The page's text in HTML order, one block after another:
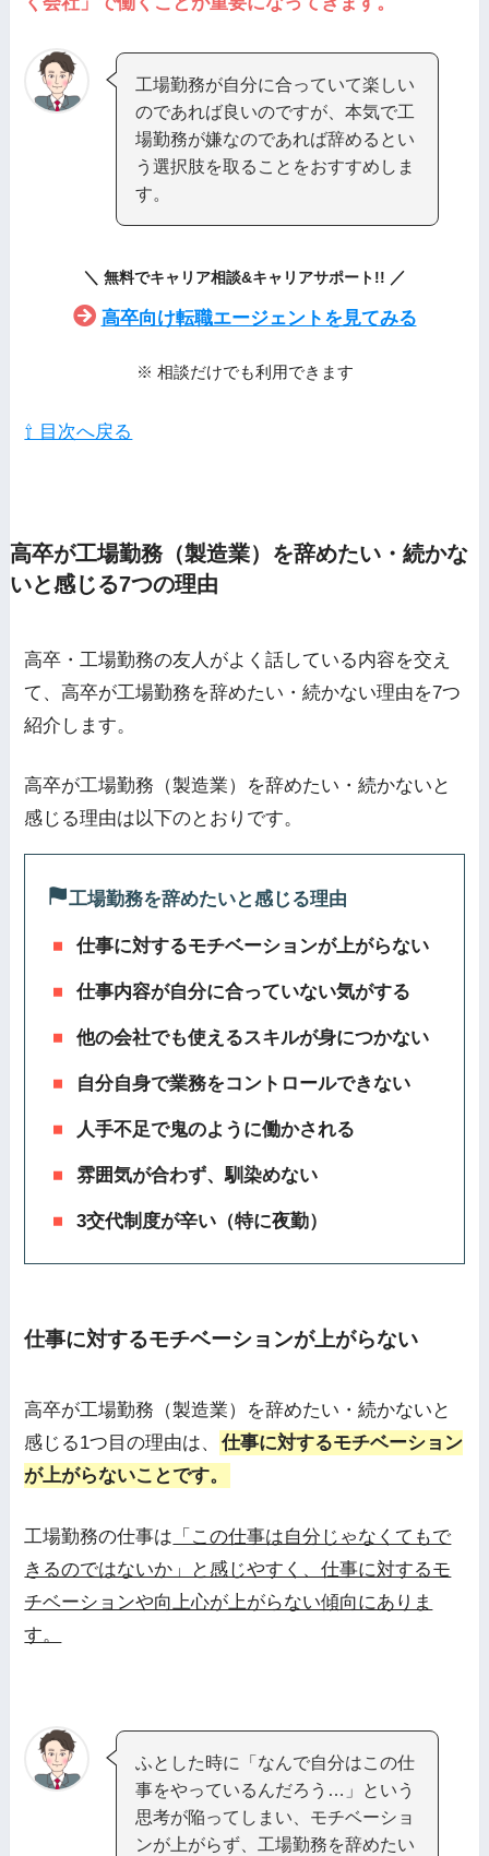
工場勤務が自分に合っていて楽しい
のであれば良いのですが、本気で工
場勤務が嫌なのであれば辞めるとい
う選択肢を取ることをおすすめしま
す。
＼ 無料でキャリア相談&キャリアサポート !! ／
高卒向け転職エージェントを見てみる
※ 相談だけでも利用できます
⇧ 目次へ戻る
高卒が工場勤務（製造業）を辞めたい・続かな
いと感じる7つの理由
高卒・工場勤務の友人がよく話している内容を交え
て、高卒が工場勤務を辞めたい・続かない理由を7つ
紹介します。
高卒が工場勤務（製造業）を辞めたい・続かないと
感じる理由は以下のとおりです。
工場勤務を辞めたいと感じる理由
仕事に対するモチベーションが上がらない
仕事内容が自分に合っていない気がする
他の会社でも使えるスキルが身につかない
自分自身で業務をコントロールできない
人手不足で鬼のように働かされる
雰囲気が合わず、馴染めない
3交代制度が辛い（特に夜勤）
仕事に対するモチベーションが上がらない
高卒が工場勤務（製造業）を辞めたい・続かないと
感じる1つ目の理由は、
仕事に対するモチベーション
が上がらないことです。
工場勤務の仕事は 「この仕事は自分じゃなくてもで
きるのではないか」と感じやすく、仕事に対するモ
チベーションや向上心が上がらない傾向にありま
す。
ふとした時に「なんで自分はこの仕
事をやっているんだろう…」という
思考が陥ってしまい、モチベーショ
ンが上がらず、工場勤務を辞めたい